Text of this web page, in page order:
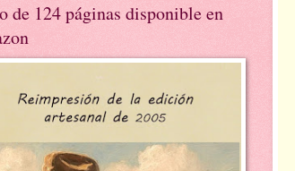
de 124 páginas disponible en